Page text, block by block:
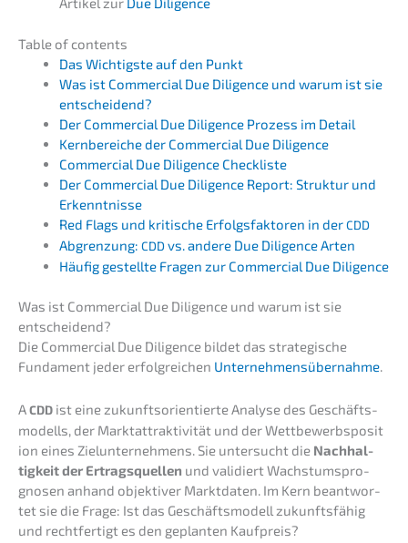
Table of contents
Das Wichtigs­te auf den Punkt
Was ist Commer­cial Due Diligence und warum ist sie
entscheidend?
Der Commer­cial Due Diligence Prozess im Detail
Kernbe­rei­che der Commer­cial Due Diligence
Commer­cial Due Diligence Checkliste
Der Commer­cial Due Diligence Report: Struk­tur und
Erkenntnisse
Red Flags und kriti­sche Erfolgs­fak­to­ren in derCDD
Abgren­zung: CDDvs. andere Due Diligence Arten
Häufig gestell­te Fragen zur Commer­cial Due Diligence
Was ist Commer­cial Due Diligence und warum ist sie
entscheidend?
Die Commer­cial Due Diligence bildet das strate­gi­sche
Funda­ment jeder erfolg­rei­chen Unter­neh­mens­über­nah­me.
ACDD ist eine zukunfts­ori­en­tier­te Analy­se des Geschäfts­
mo­dells, der Markt­at­trak­ti­vi­tät und der Wettbe­werbs­po­si­t
i­on eines Zielun­ter­neh­mens. Sie unter­sucht die Nachhal­
tig­keit der Ertrags­quel­len und validiert Wachs­tums­pro­
gno­sen anhand objek­ti­ver Markt­da­ten. Im Kern beant­wor­
tet sie die Frage: Ist das Geschäfts­mo­dell zukunfts­fä­hig
und recht­fer­tigt es den geplan­ten Kaufpreis?